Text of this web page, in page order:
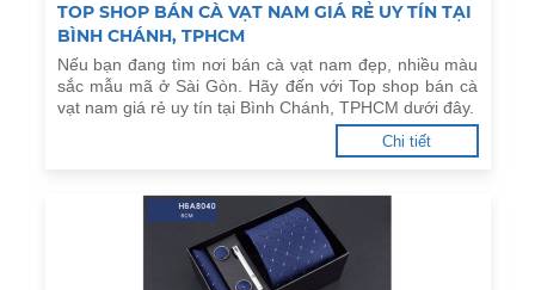
TOP SHOP BÁN CÀ VẠT NAM GIÁ RẺ UY TÍN TẠI
BÌNH CHÁNH, TPHCM
Nếu bạn đang tìm nơi bán cà vạt nam đẹp, nhiều màu
sắc mẫu mã ở Sài Gòn. Hãy đến với Top shop bán cà
vạt nam giá rẻ uy tín tại Bình Chánh, TPHCM dưới đây.
Chi tiết